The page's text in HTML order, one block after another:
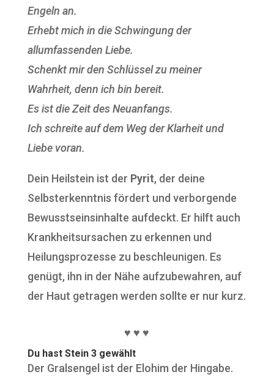
Engeln an.
Erhebt mich in die Schwingung der
allumfassenden Liebe.
Schenkt mir den Schlüssel zu meiner
Wahrheit, denn ich bin bereit.
Es ist die Zeit des Neuanfangs.
Ich schreite auf dem Weg der Klarheit und
Liebe voran.
Dein Heilstein ist der Pyrit, der deine
Selbsterkenntnis fördert und verborgende
Bewusstseinsinhalte aufdeckt. Er hilft auch
Krankheitsursachen zu erkennen und
Heilungsprozesse zu beschleunigen. Es
genügt, ihn in der Nähe aufzubewahren, auf
der Haut getragen werden sollte er nur kurz.
♥ ♥ ♥
Du hast Stein 3 gewählt
Der Gralsengel ist der Elohim der Hingabe.